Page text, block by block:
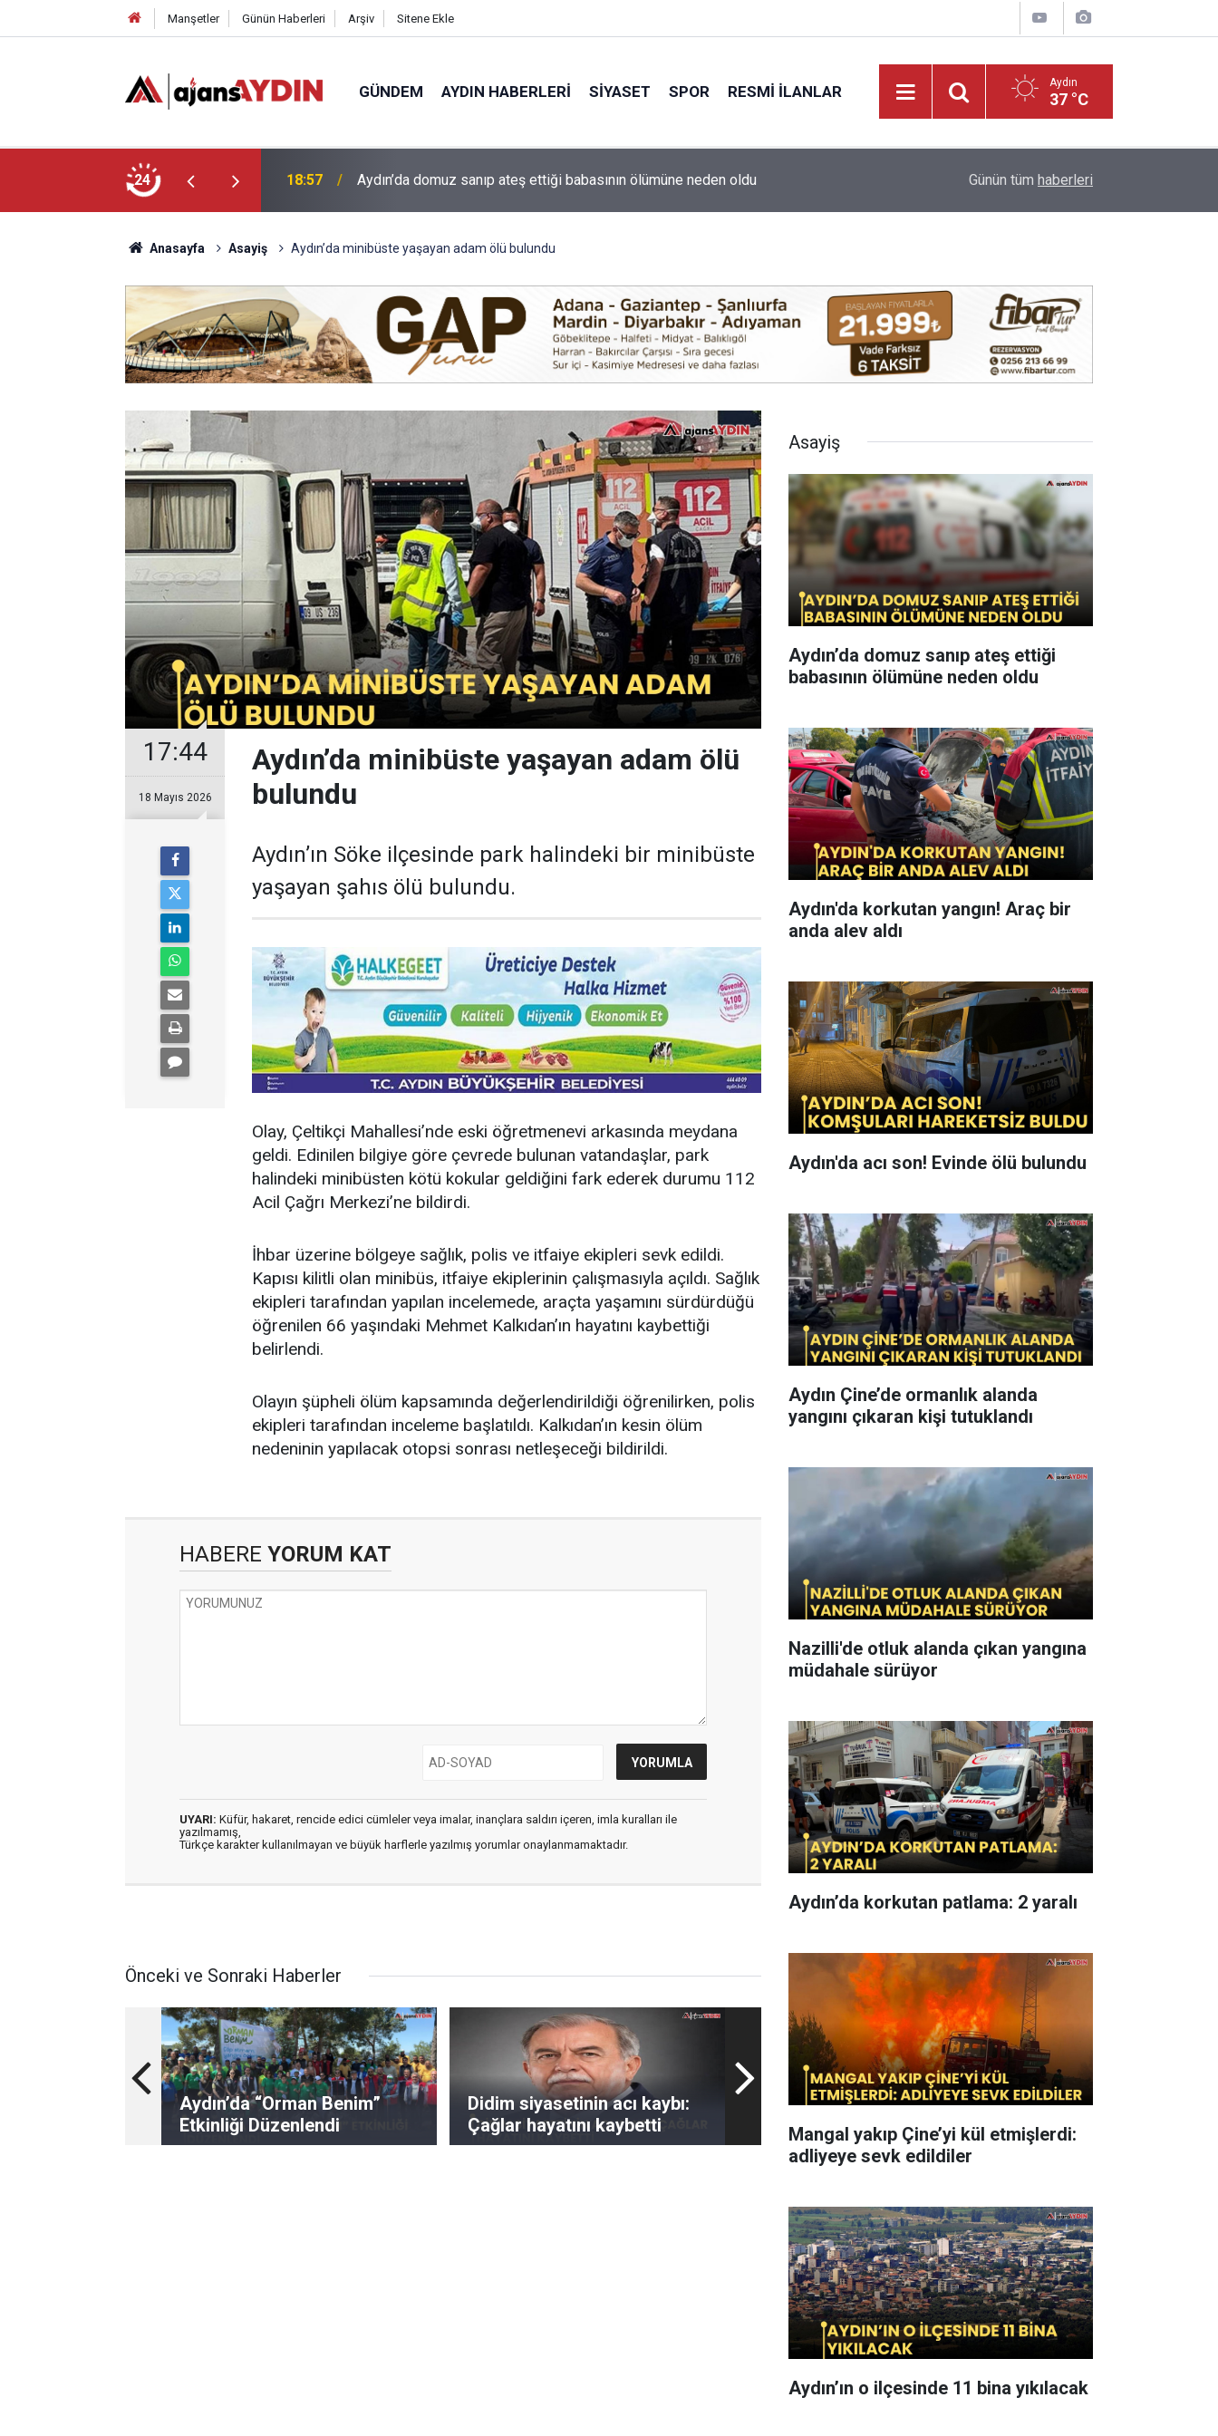
Manşetler Günün Haberleri Arşiv Sitene Ekle
GÜNDEM AYDIN HABERLERI SIYASET SPOR RESMI İLANLAR Aydın
37 °C
24
ölümüne neden oldu 18:13 Yeni Parti'nin Aydın kurucu yönetimi belli oldu Vali Varol, Adalet Bakan Yardımcısı Can Tuncay'ı
Günün tüm haberleri
Anasayfa Asayiş Aydın’da minibüste yaşayan adam ölü bulundu
17:44
18 Mayıs 2026
Aydın’da minibüste yaşayan adam ölü
bulundu
Aydın’ın Söke ilçesinde park halindeki bir minibüste
yaşayan şahıs ölü bulundu.
Olay, Çeltikçi Mahallesi’nde eski öğretmenevi arkasında meydana
geldi. Edinilen bilgiye göre çevrede bulunan vatandaşlar, park
halindeki minibüsten kötü kokular geldiğini fark ederek durumu 112
Acil Çağrı Merkezi’ne bildirdi.
İhbar üzerine bölgeye sağlık, polis ve itfaiye ekipleri sevk edildi.
Kapısı kilitli olan minibüs, itfaiye ekiplerinin çalışmasıyla açıldı. Sağlık
ekipleri tarafından yapılan incelemede, araçta yaşamını sürdürdüğü
öğrenilen 66 yaşındaki Mehmet Kalkıdan’ın hayatını kaybettiği
belirlendi.
Olayın şüpheli ölüm kapsamında değerlendirildiği öğrenilirken, polis
ekipleri tarafından inceleme başlatıldı. Kalkıdan’ın kesin ölüm
nedeninin yapılacak otopsi sonrası netleşeceği bildirildi.
HABERE YORUM KAT
UYARI: Küfür, hakaret, rencide edici cümleler veya imalar, inançlara saldırı içeren, imla kuralları ile
yazılmamış,
Türkçe karakter kullanılmayan ve büyük harflerle yazılmış yorumlar onaylanmamaktadır.
Önceki ve Sonraki Haberler
Aydın’da “Orman Benim”
Etkinliği Düzenlendi
Didim siyasetinin acı kaybı:
Çağlar hayatını kaybetti
Asayiş
Aydın’da domuz sanıp ateş ettiği
babasının ölümüne neden oldu
Aydın'da korkutan yangın! Araç bir
anda alev aldı
Aydın'da acı son! Evinde ölü bulundu
Aydın Çine’de ormanlık alanda
yangını çıkaran kişi tutuklandı
Nazilli'de otluk alanda çıkan yangına
müdahale sürüyor
Aydın’da korkutan patlama: 2 yaralı
Mangal yakıp Çine’yi kül etmişlerdi:
adliyeye sevk edildiler
Aydın’ın o ilçesinde 11 bina yıkılacak